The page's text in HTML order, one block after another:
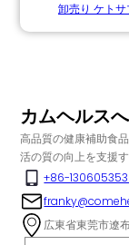
卸売り ケト
カムヘルス
高品質の健康補助食
活の質の向上を支援
+86-
広東省東莞市遼